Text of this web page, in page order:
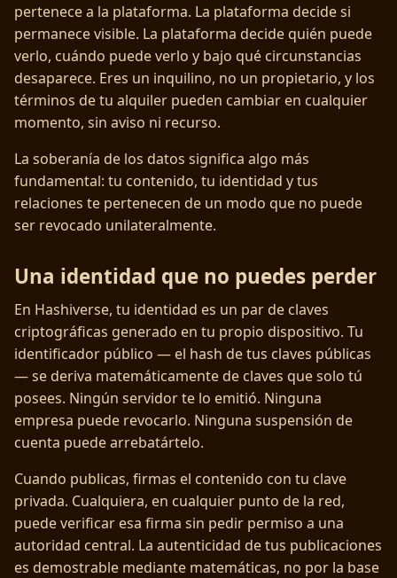
pertenece a la plataforma. La plataforma decide si
permanece visible. La plataforma decide quién puede
verlo, cuándo puede verlo y bajo qué circunstancias
desaparece. Eres un inquilino, no un propietario, y los
términos de tu alquiler pueden cambiar en cualquier
momento, sin aviso ni recurso.
La soberanía de los datos significa algo más
fundamental: tu contenido, tu identidad y tus
relaciones te pertenecen de un modo que no puede
ser revocado unilateralmente.
Una identidad que no puedes perder
En Hashiverse, tu identidad es un par de claves
criptográficas generado en tu propio dispositivo. Tu
identificador público — el hash de tus claves públicas
— se deriva matemáticamente de claves que solo tú
posees. Ningún servidor te lo emitió. Ninguna
empresa puede revocarlo. Ninguna suspensión de
cuenta puede arrebatártelo.
Cuando publicas, firmas el contenido con tu clave
privada. Cualquiera, en cualquier punto de la red,
puede verificar esa firma sin pedir permiso a una
autoridad central. La autenticidad de tus publicaciones
es demostrable mediante matemáticas, no por la base